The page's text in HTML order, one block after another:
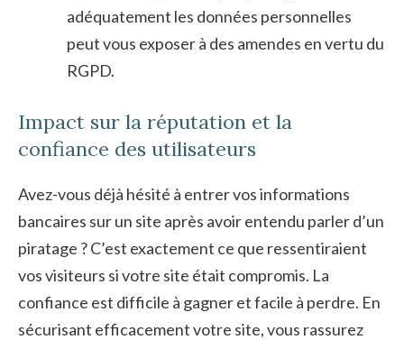
adéquatement les données personnelles
peut vous exposer à des amendes en vertu du
RGPD.
Impact sur la réputation et la
confiance des utilisateurs
Avez-vous déjà hésité à entrer vos informations
bancaires sur un site après avoir entendu parler d’un
piratage ? C’est exactement ce que ressentiraient
vos visiteurs si votre site était compromis. La
confiance est difficile à gagner et facile à perdre. En
sécurisant efficacement votre site, vous rassurez